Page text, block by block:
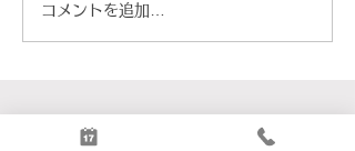
8月のワインの旅路｜ルー
コメントを追加…